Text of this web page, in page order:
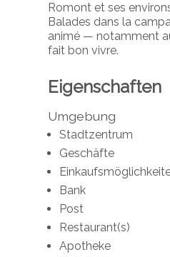
Romont et ses
Balades dans la
animé — notamment
fait bon vivre.
Eigenschaften
Umgebung
Stadtzentrum
Geschäfte
Bank
Post
Restaurant(s)
Apotheke